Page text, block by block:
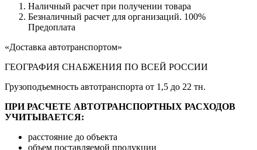
Наличный расчет при получении товара
Безналичный расчет для организаций. 100%
Предоплата
«Доставка автотранспортом»
ГЕОГРАФИЯ СНАБЖЕНИЯ ПО ВСЕЙ РОССИИ
Грузоподъемность автотранспорта от 1,5 до 22 тн.
ПРИ РАСЧЕТЕ АВТОТРАНСПОРТНЫХ РАСХОДОВ
УЧИТЫВАЕТСЯ:
расстояние до объекта
объем поставляемой продукции